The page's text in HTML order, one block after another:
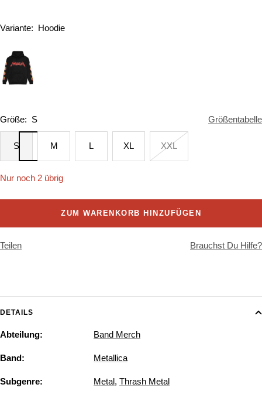
Variante: Hoodie
Größe: S Größentabelle
S M L XL XXL
Nur noch 2 übrig
ZUM WARENKORB HINZUFÜGEN
Teilen Brauchst Du Hilfe?
DETAILS
Abteilung: Band Merch
Band: Metallica
Subgenre: Metal, Thrash Metal